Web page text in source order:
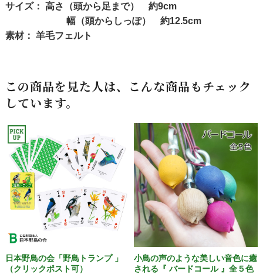
サイズ： 高さ（頭から足まで） 約9cm
幅（頭からしっぽ） 約12.5cm
素材： 羊毛フェルト
この商品を見た人は、こんな商品もチェック
しています。
日本野鳥の会「野鳥トランプ 」
（クリックポスト可）
小鳥の声のような美しい音色に癒
される『 バードコール 』全５色